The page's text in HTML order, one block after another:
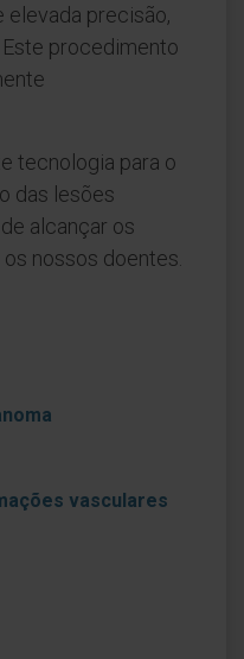
precisão,
procedimento
tecnologia para o
das lesões
alcançar os
nossos doentes.
vasculares